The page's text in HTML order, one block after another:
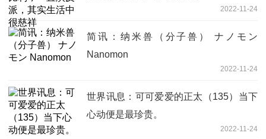
2022-11-24
简讯：纳米兽（分子兽） ナノモン
Nanomon
2022-11-24
世界讯息：可可爱爱的正太（135）当下
心动便是最珍贵。
2022-11-24